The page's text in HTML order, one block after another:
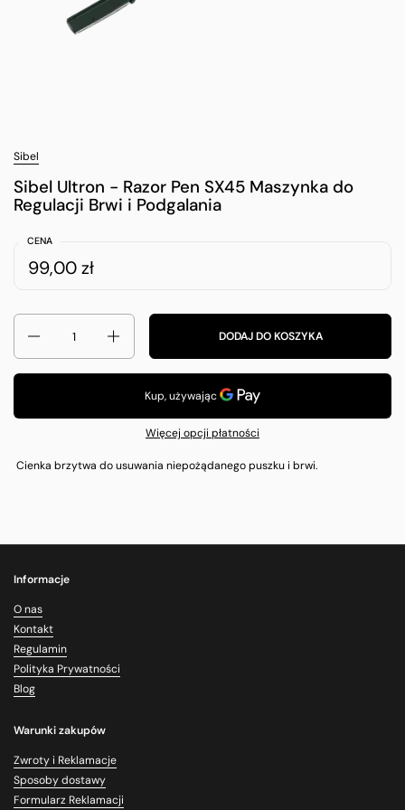
Sibel
Sibel Ultron - Razor Pen SX45 Maszynka do
Regulacji Brwi i Podgalania
CENA
99,00 zł
Ilość
DODAJ DO KOSZYKA
Więcej opcji płatności
Cienka brzytwa do usuwania niepożądanego puszku i brwi.
Informacje
O nas
Kontakt
Regulamin
Polityka Prywatności
Blog
Warunki zakupów
Zwroty i Reklamacje
Sposoby dostawy
Formularz Reklamacji